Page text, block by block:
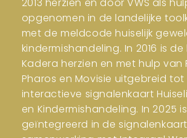
opgenomen in de landelijke
met de meldcode huiselijk
kindermishandeling. In 2016 is
Kadera herzien en met hulp van
Pharos en Movisie uitgebreid tot
interactieve signalenkaart
en Kindermishandeling. In 2025
geïntegreerd in de